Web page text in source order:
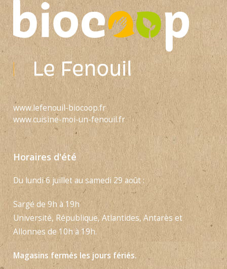
www.lefenouil-biocoop.fr
www.cuisine-moi-un-fenouil.fr
Horaires d'été
Du lundi 6 juillet au samedi 29 août :
Sargé de 9h à 19h
Université, République, Atlantides, Antarès et
Allonnes de 10h à 19h.
Magasins fermés les jours fériés.